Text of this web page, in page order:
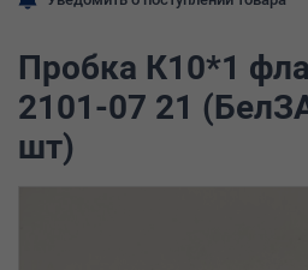
Пробка К10*1
2101-07 21
шт)